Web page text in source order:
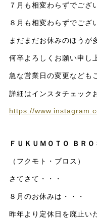
７月も相変わらずでござ
８月も相変わらずでござ
まだまだお休みのほうが
何卒よろしくお願い申し
急な営業日の変更なども
詳細はインスタチェック
https://
ＦＵＫＵＭＯＴＯ ＢＲＯ
（フクモト・ブロス）
さてさて・・・
８月のお休みは・・・
昨年より定休日を廃止い